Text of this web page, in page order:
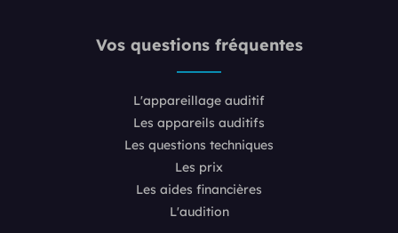
Vos questions fréquentes
L'appareillage auditif
Les appareils auditifs
Les questions techniques
Les prix
Les aides financières
L'audition